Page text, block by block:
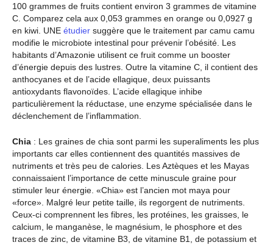
100 grammes de fruits contient environ 3 grammes de vitamine
C. Comparez cela aux 0,053 grammes en orange ou 0,0927 g
en kiwi. UNE étudier suggère que le traitement par camu camu
modifie le microbiote intestinal pour prévenir l’obésité. Les
habitants d’Amazonie utilisent ce fruit comme un booster
d’énergie depuis des lustres. Outre la vitamine C, il contient des
anthocyanes et de l’acide ellagique, deux puissants
antioxydants flavonoïdes. L’acide ellagique inhibe
particulièrement la réductase, une enzyme spécialisée dans le
déclenchement de l’inflammation.
Chia : Les graines de chia sont parmi les superaliments les plus
importants car elles contiennent des quantités massives de
nutriments et très peu de calories. Les Aztèques et les Mayas
connaissaient l’importance de cette minuscule graine pour
stimuler leur énergie. «Chia» est l’ancien mot maya pour
«force». Malgré leur petite taille, ils regorgent de nutriments.
Ceux-ci comprennent les fibres, les protéines, les graisses, le
calcium, le manganèse, le magnésium, le phosphore et des
traces de zinc, de vitamine B3, de vitamine B1, de potassium et